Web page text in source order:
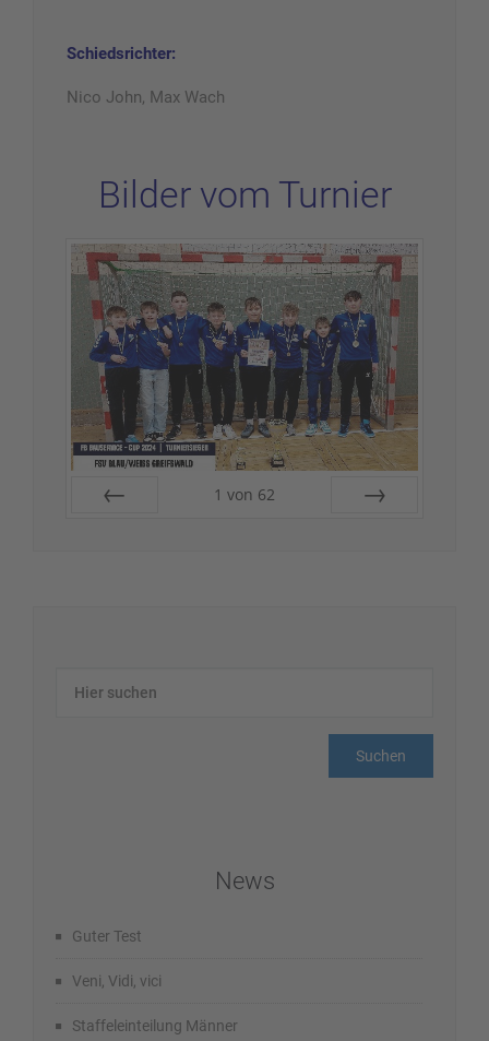
Schiedsrichter:
Nico John, Max Wach
Bilder vom Turnier
1 von 62
News
Guter Test
Veni, Vidi, vici
Staffeleinteilung Männer